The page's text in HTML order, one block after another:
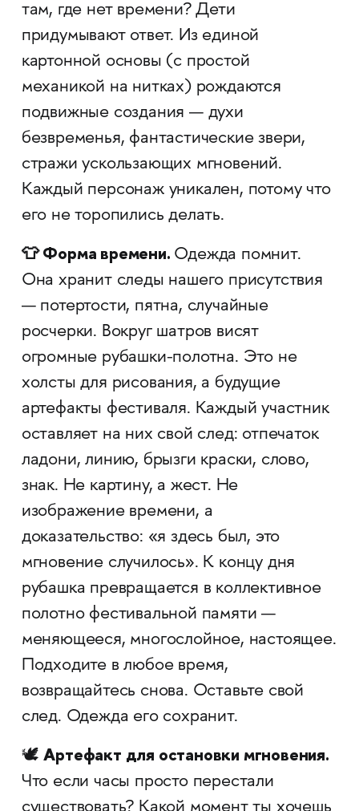
там, где нет времени? Дети
придумывают ответ. Из единой
картонной основы (с простой
механикой на нитках) рождаются
подвижные создания — духи
безвременья, фантастические звери,
стражи ускользающих мгновений.
Каждый персонаж уникален, потому что
его не торопились делать.
👕 Форма времени. Одежда помнит.
Она хранит следы нашего присутствия
— потертости, пятна, случайные
росчерки. Вокруг шатров висят
огромные рубашки-полотна. Это не
холсты для рисования, а будущие
артефакты фестиваля. Каждый участник
оставляет на них свой след: отпечаток
ладони, линию, брызги краски, слово,
знак. Не картину, а жест. Не
изображение времени, а
доказательство: «я здесь был, это
мгновение случилось». К концу дня
рубашка превращается в коллективное
полотно фестивальной памяти —
меняющееся, многослойное, настоящее.
Подходите в любое время,
возвращайтесь снова. Оставьте свой
след. Одежда его сохранит.
🕊️Артефакт для остановки мгновения.
Что если часы просто перестали